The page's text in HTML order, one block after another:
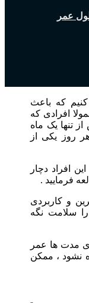
عمر
که باعث
افرادی که
تنها یک ماه
روز یکی از
افراد دچار
فرمایید .
و کاربردی
سلامت نگه
مدت ها عمر
نشود ، ممکن